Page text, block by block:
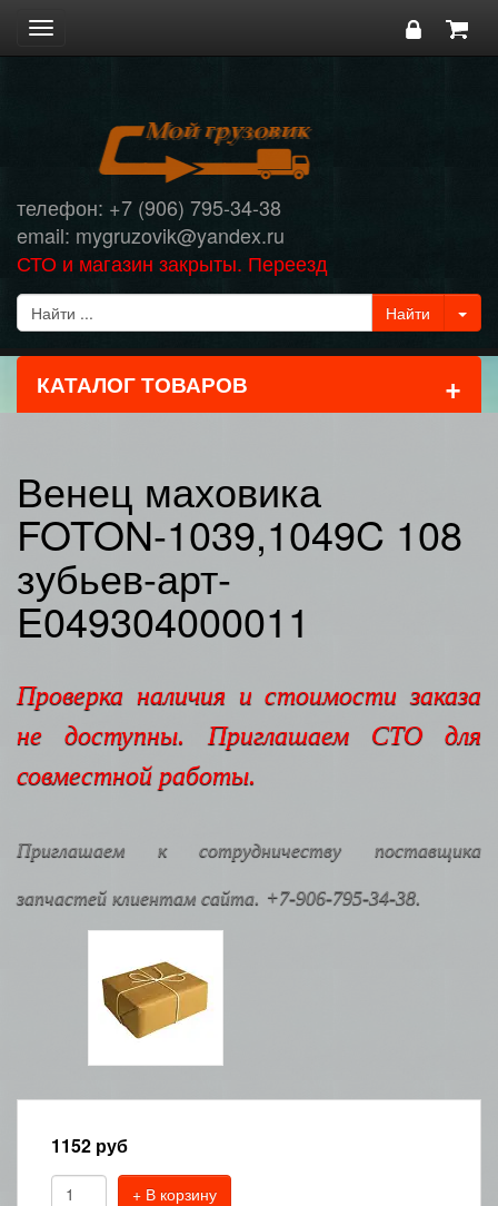
Toggle
navigation
телефон: +7 (906) 795-34-38
email: mygruzovik@yandex.ru
СТО и магазин закрыты. Переезд
КАТАЛОГ ТОВАРОВ +
Венец маховика
FOTON-1039,1049C 108
зубьев-арт-
E049304000011
Проверка наличия и стоимости заказа
не доступны. Приглашаем СТО для
совместной работы.
Приглашаем к сотрудничеству поставщика
запчастей клиентам сайта. +7-906-795-34-38.
1152 руб
+ В корзину